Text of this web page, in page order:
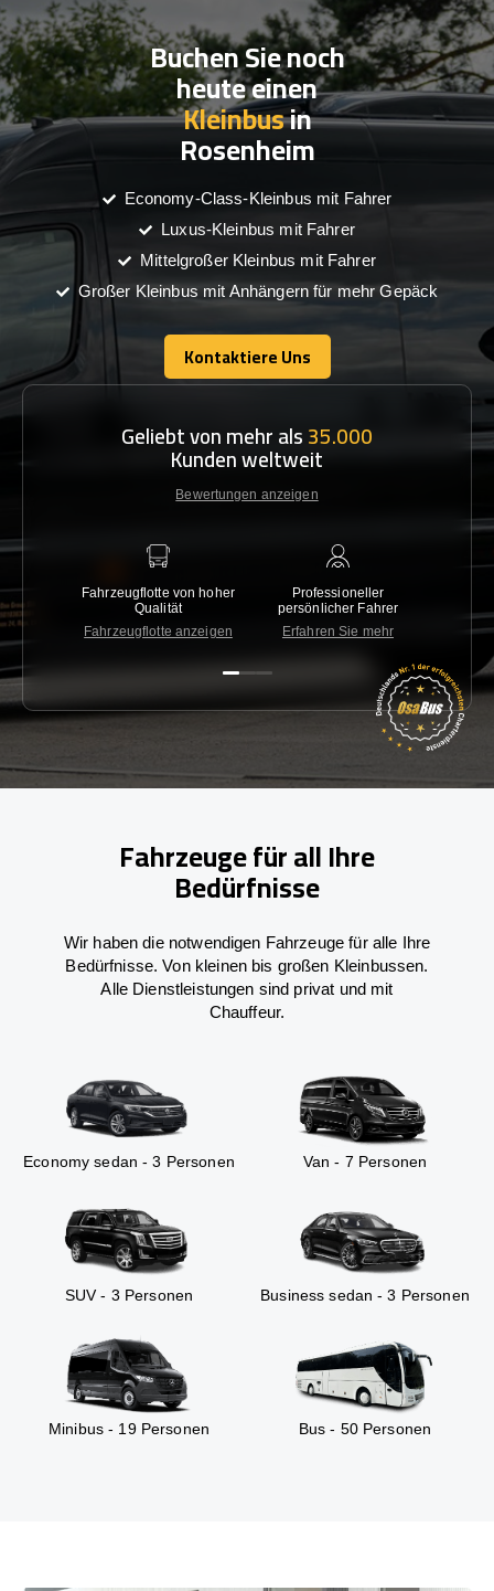
Buchen Sie noch
heute einen
Kleinbusin
Rosenheim
Economy-Class-Kleinbus mit Fahrer
Luxus-Kleinbus mit Fahrer
Mittelgroßer Kleinbus mit Fahrer
Großer Kleinbus mit Anhängern für mehr Gepäck
Kontaktiere Uns
Kontaktiere Uns
Geliebt von mehr als35.000
Kunden weltweit
Bewertungen anzeigen
Fahrzeugflotte von hoher
Qualität
Fahrzeugflotte anzeigen
Professioneller
persönlicher Fahrer
Erfahren Sie mehr
Fahrzeuge für all Ihre
Bedürfnisse
Wir haben die notwendigen Fahrzeuge für alle Ihre
Bedürfnisse. Von kleinen bis großen Kleinbussen.
Alle Dienstleistungen sind privat und mit
Chauffeur.
Economy sedan - 3 Personen Van - 7 Personen
SUV - 3 Personen Business sedan - 3 Personen
Minibus - 19 Personen Bus - 50 Personen